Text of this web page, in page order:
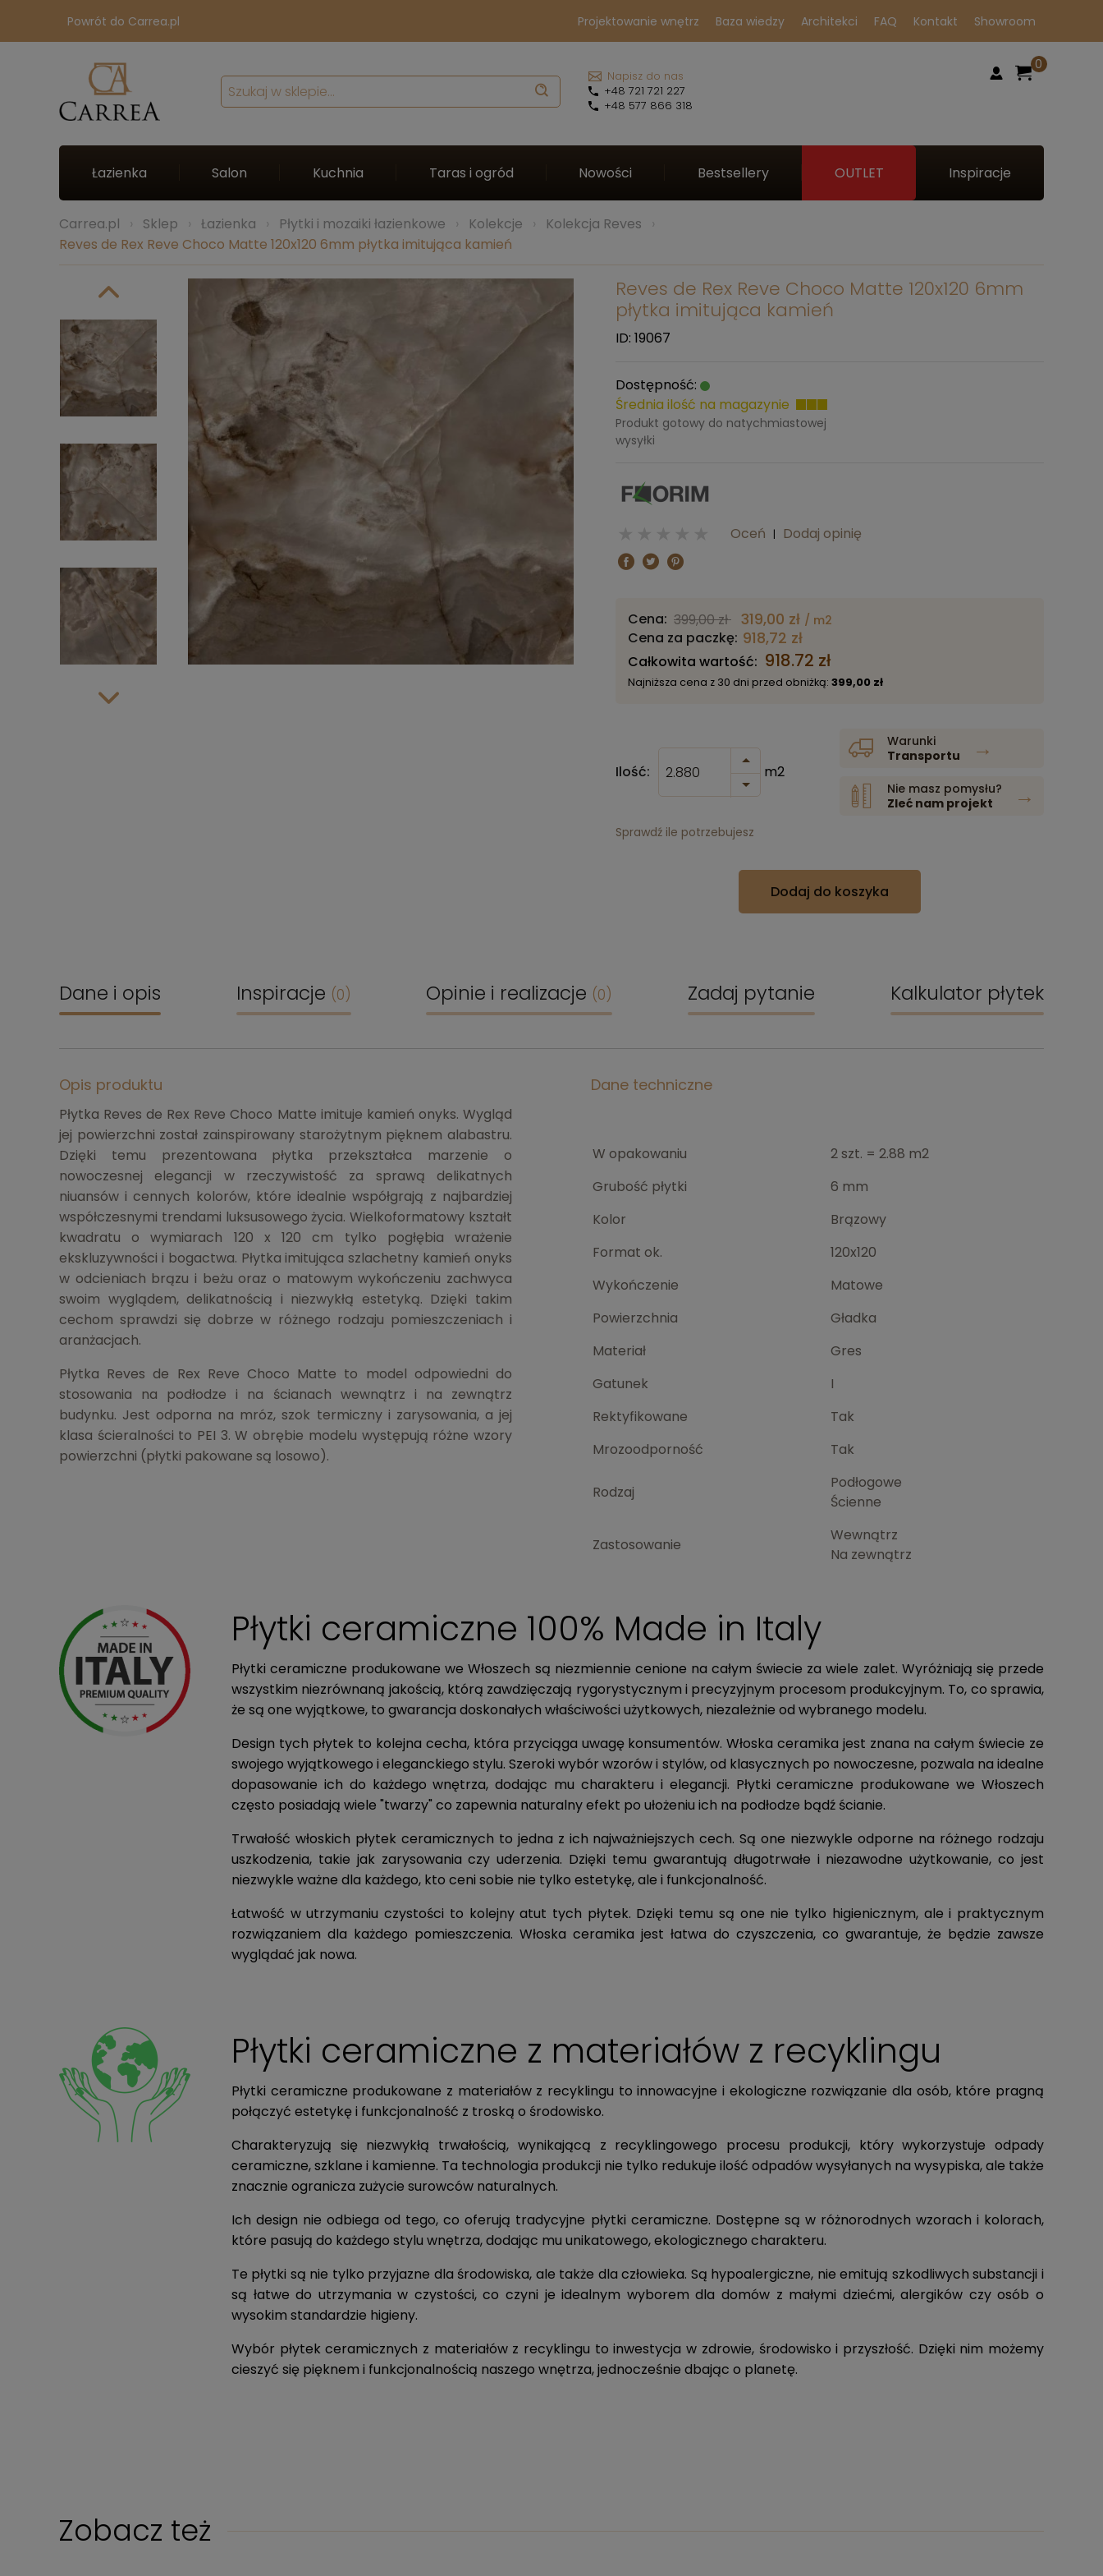
Powrót do Carrea.pl Projektowanie wnętrz Baza wiedzy Architekci FAQ Kontakt Showroom
Napisz do nas
+48 721 721 227
+48 577 866 318
0
Łazienka Salon Kuchnia Taras i ogród Nowości Bestsellery OUTLET Inspiracje
Carrea.pl Sklep Łazienka Płytki i mozaiki łazienkowe Kolekcje
Kolekcja Reves
Reves de Rex Reve Choco Matte 120x120 6mm płytka imitująca kamień
Reves de Rex Reve Choco Matte 120x120 6mm
płytka imitująca kamień
ID: 19067
Dostępność:
Średnia ilość na magazynie
Produkt gotowy do natychmiastowej
wysyłki
5 stars
4 stars
3 starsOceń | Dodaj opinię
Cena: 399,00zł 319,00 zł / m2
Cena za paczkę: 918,72 zł
Całkowita wartość: 918.72 zł
Najniższa cena z 30 dni przed obniżką: 399,00 zł
Ilość: m2
Warunki
Transportu
→
Nie masz pomysłu?
Zleć nam projekt
→
Sprawdź ile potrzebujesz
Dodaj do koszyka
Dane i opis Inspiracje (0) Opinie i realizacje (0) Zadaj pytanie Kalkulator płytek
Opis produktu
Płytka Reves de Rex Reve Choco Matte imituje kamień onyks. Wygląd
jej powierzchni został zainspirowany starożytnym pięknem alabastru.
Dzięki temu prezentowana płytka przekształca marzenie o
nowoczesnej elegancji w rzeczywistość za sprawą delikatnych
niuansów i cennych kolorów, które idealnie współgrają z najbardziej
współczesnymi trendami luksusowego życia. Wielkoformatowy kształt
kwadratu o wymiarach 120 x 120 cm tylko pogłębia wrażenie
ekskluzywności i bogactwa. Płytka imitująca szlachetny kamień onyks
w odcieniach brązu i beżu oraz o matowym wykończeniu zachwyca
swoim wyglądem, delikatnością i niezwykłą estetyką. Dzięki takim
cechom sprawdzi się dobrze w różnego rodzaju pomieszczeniach i
aranżacjach.
Płytka Reves de Rex Reve Choco Matte to model odpowiedni do
stosowania na podłodze i na ścianach wewnątrz i na zewnątrz
budynku. Jest odporna na mróz, szok termiczny i zarysowania, a jej
klasa ścieralności to PEI 3. W obrębie modelu występują różne wzory
powierzchni (płytki pakowane są losowo).
Dane techniczne
W opakowaniu
2 szt. = 2.88 m2
Grubość płytki
6 mm
Kolor
Brązowy
Format ok.
120x120
Wykończenie
Matowe
Powierzchnia
Gładka
Materiał
Gres
Gatunek
I
Rektyfikowane
Tak
Mrozoodporność
Tak
Rodzaj
Podłogowe
Ścienne
Zastosowanie
Wewnątrz
Na zewnątrz
Płytki ceramiczne 100% Made in Italy
Płytki ceramiczne produkowane we Włoszech są niezmiennie cenione na całym świecie za wiele zalet. Wyróżniają się przede
wszystkim niezrównaną jakością, którą zawdzięczają rygorystycznym i precyzyjnym procesom produkcyjnym. To, co sprawia,
że są one wyjątkowe, to gwarancja doskonałych właściwości użytkowych, niezależnie od wybranego modelu.
Design tych płytek to kolejna cecha, która przyciąga uwagę konsumentów. Włoska ceramika jest znana na całym świecie ze
swojego wyjątkowego i eleganckiego stylu. Szeroki wybór wzorów i stylów, od klasycznych po nowoczesne, pozwala na idealne
dopasowanie ich do każdego wnętrza, dodając mu charakteru i elegancji. Płytki ceramiczne produkowane we Włoszech
często posiadają wiele "twarzy" co zapewnia naturalny efekt po ułożeniu ich na podłodze bądź ścianie.
Trwałość włoskich płytek ceramicznych to jedna z ich najważniejszych cech. Są one niezwykle odporne na różnego rodzaju
uszkodzenia, takie jak zarysowania czy uderzenia. Dzięki temu gwarantują długotrwałe i niezawodne użytkowanie, co jest
niezwykle ważne dla każdego, kto ceni sobie nie tylko estetykę, ale i funkcjonalność.
Łatwość w utrzymaniu czystości to kolejny atut tych płytek. Dzięki temu są one nie tylko higienicznym, ale i praktycznym
rozwiązaniem dla każdego pomieszczenia. Włoska ceramika jest łatwa do czyszczenia, co gwarantuje, że będzie zawsze
wyglądać jak nowa.
Płytki ceramiczne z materiałów z recyklingu
Płytki ceramiczne produkowane z materiałów z recyklingu to innowacyjne i ekologiczne rozwiązanie dla osób, które pragną
połączyć estetykę i funkcjonalność z troską o środowisko.
Charakteryzują się niezwykłą trwałością, wynikającą z recyklingowego procesu produkcji, który wykorzystuje odpady
ceramiczne, szklane i kamienne. Ta technologia produkcji nie tylko redukuje ilość odpadów wysyłanych na wysypiska, ale także
znacznie ogranicza zużycie surowców naturalnych.
Ich design nie odbiega od tego, co oferują tradycyjne płytki ceramiczne. Dostępne są w różnorodnych wzorach i kolorach,
które pasują do każdego stylu wnętrza, dodając mu unikatowego, ekologicznego charakteru.
Te płytki są nie tylko przyjazne dla środowiska, ale także dla człowieka. Są hypoalergiczne, nie emitują szkodliwych substancji i
są łatwe do utrzymania w czystości, co czyni je idealnym wyborem dla domów z małymi dziećmi, alergików czy osób o
wysokim standardzie higieny.
Wybór płytek ceramicznych z materiałów z recyklingu to inwestycja w zdrowie, środowisko i przyszłość. Dzięki nim możemy
cieszyć się pięknem i funkcjonalnością naszego wnętrza, jednocześnie dbając o planetę.
Zobacz też